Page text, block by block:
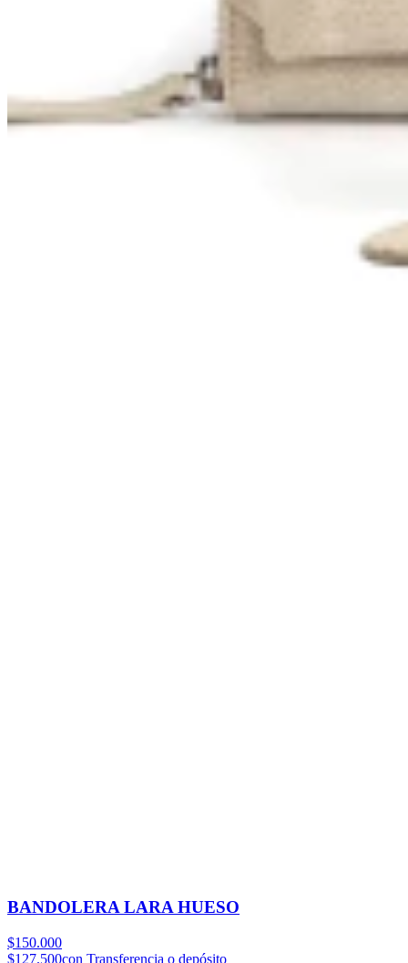
BANDOLERA LARA HUESO
$150.000
$127.500con Transferencia o depósito